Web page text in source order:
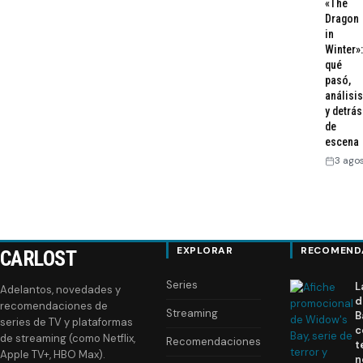
«The
Dragon
in
Winter»:
qué
pasó,
análisis
y detrás
de
escena
3
CARLOST
Adelantos, novedades y
recomendaciones de
series de TV y plataformas
de streaming (como Netflix,
Apple TV+, HBO Max).
EXPLORAR
Series
Streaming
Recomendaciones